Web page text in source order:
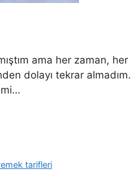
ama her zaman, her
dolayı tekrar almadım.
mi…
tarifleri